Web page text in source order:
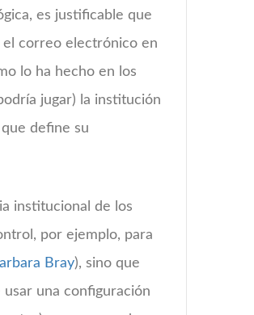
es justificable que
el correo electrónico en
lo ha hecho en los
jugar) la institución
define su
institucional de los
por ejemplo, para
Bray), sino que
una configuración